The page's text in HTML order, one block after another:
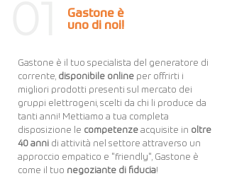
Gastone è
uno di noi!
Gastone è il tuo specialista del generatore di
corrente, disponibile online per offrirti i
migliori prodotti presenti sul mercato dei
gruppi elettrogeni, scelti da chi li produce da
tanti anni! Mettiamo a tua completa
disposizione le competenze acquisite in oltre
40 anni di attività nel settore attraverso un
approccio empatico e "friendly", Gastone è
come il tuo negoziante di fiducia!